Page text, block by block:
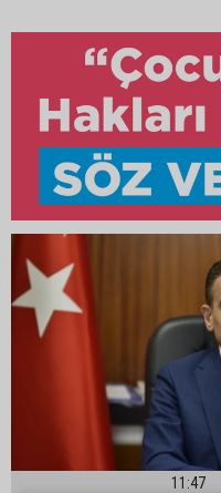
11:47